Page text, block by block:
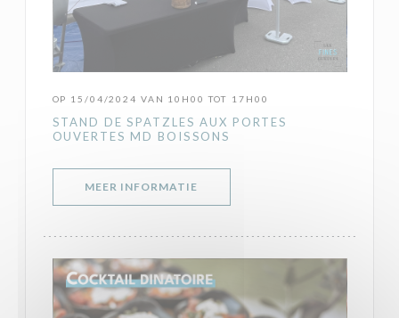
OP 15/04/2024 VAN 10H00 TOT 17H00
STAND DE SPATZLES AUX PORTES
OUVERTES MD BOISSONS
MEER INFORMATIE